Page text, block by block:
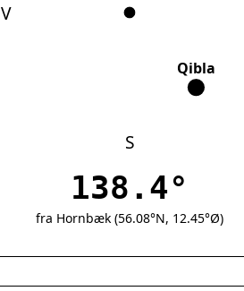
S
V
Qibla
138.4°
fra Hornbæk (56.08°N, 12.45°Ø)